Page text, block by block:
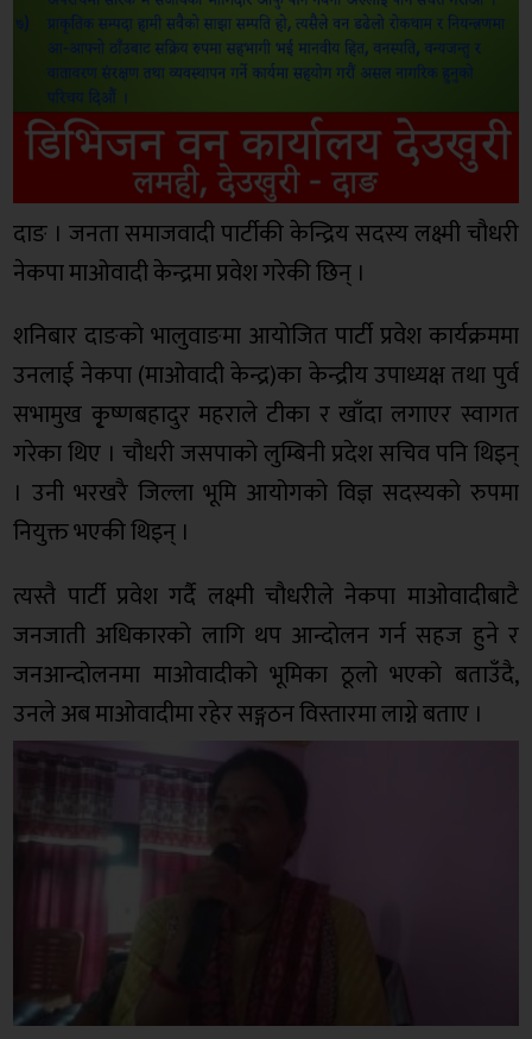
दाङ । जनता समाजवादी पार्टीकी केन्द्रिय सदस्य लक्ष्मी चौधरी
नेकपा माओवादी केन्द्रमा प्रवेश गरेकी छिन् ।
शनिबार दाङको भालुवाङमा आयोजित पार्टी प्रवेश कार्यक्रममा
उनलाई नेकपा (माओवादी केन्द्र)का केन्द्रीय उपाध्यक्ष तथा पुर्व
सभामुख कृ्ष्णबहादुर महराले टीका र खाँदा लगाएर स्वागत
गरेका थिए । चौधरी जसपाको लुम्बिनी प्रदेश सचिव पनि थिइन्
। उनी भरखरै जिल्ला भूमि आयोगको विज्ञ सदस्यको रुपमा
नियुक्त भएकी थिइन् ।
त्यस्तै पार्टी प्रवेश गर्दै लक्ष्मी चौधरीले नेकपा माओवादीबाटै
जनजाती अधिकारको लागि थप आन्दोलन गर्न सहज हुने र
जनआन्दोलनमा माओवादीको भूमिका ठूलो भएको बताउँदै,
उनले अब माओवादीमा रहेर सङ्गठन विस्तारमा लाग्ने बताए ।